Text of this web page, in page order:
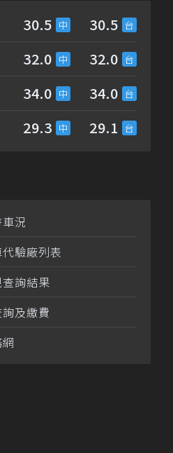
30.5 30.5
32.0 32.0
34.0 34.0
29.3 29.1
況
驗廠列表
詢結果
及繳費